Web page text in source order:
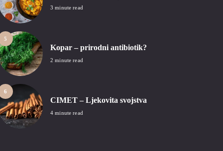
3 minute read
5
Kopar – prirodni antibiotik?
2 minute read
6
CIMET – Ljekovita svojstva
4 minute read